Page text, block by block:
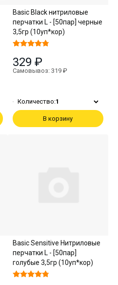
Basic Black нитриловые
перчатки L - [50пар] черные
3,5гр (10уп*кор)
329 ₽
Самовывоз: 319 ₽
Количество:1
В корзину
Basic Sensitive Нитриловые
перчатки L - [50пар]
голубые 3,5гр (10уп*кор)